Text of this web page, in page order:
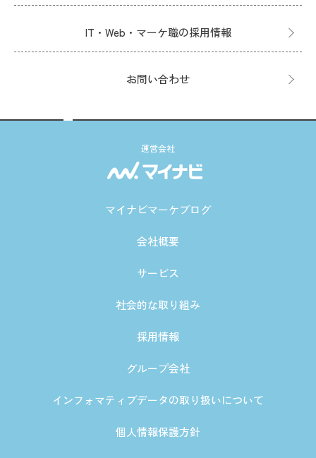
IT・Web・マーケ職の採用情報
お問い合わせ
運営会社
マイナビマーケブログ
会社概要
サービス
社会的な取り組み
採用情報
グループ会社
インフォマティブデータの取り扱いについて
個人情報保護方針